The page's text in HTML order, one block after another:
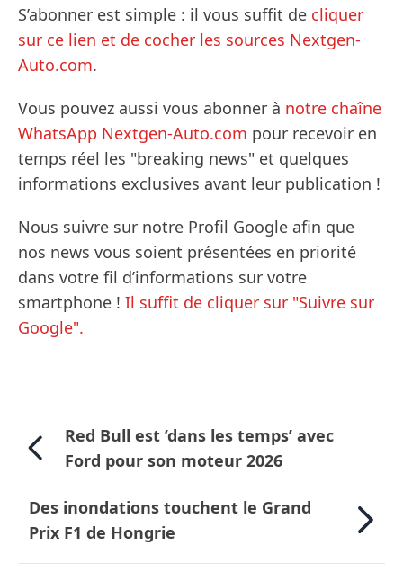
S’abonner est simple : il vous suffit de cliquer
sur ce lien et de cocher les sources Nextgen-
Auto.com.
Vous pouvez aussi vous abonner à notre chaîne
WhatsApp Nextgen-Auto.com pour recevoir en
temps réel les "breaking news" et quelques
informations exclusives avant leur publication !
Nous suivre sur notre Profil Google afin que
nos news vous soient présentées en priorité
dans votre fil d’informations sur votre
smartphone ! Il suffit de cliquer sur "Suivre sur
Google".
Red Bull est ’dans les temps’ avec
Ford pour son moteur 2026
Des inondations touchent le Grand
Prix F1 de Hongrie